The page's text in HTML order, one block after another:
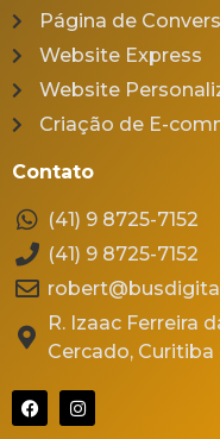
Página de
Website Express
Website
Criação de E-
Contato
(41) 9 8725-7152
(41) 9 8725-7152
R. Izaac Ferreira
Cercado, Curitiba